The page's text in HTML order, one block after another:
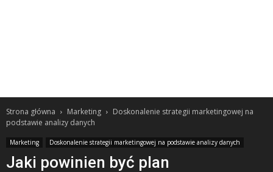
Strona główna Marketing
Doskonalenie strategii marketingowej na
podstawie analizy danych
Marketing Doskonalenie strategii marketingowej na podstawie analizy danych
Jaki powinien być plan